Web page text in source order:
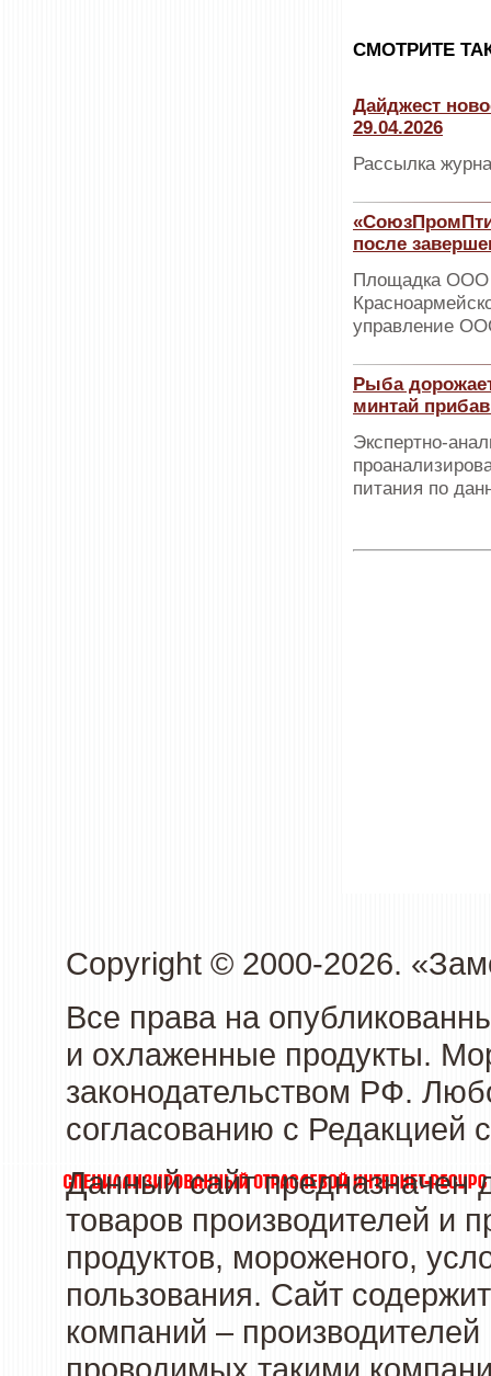
CМОТРИТЕ
Дайджест
29.04.2026
Рассылка
после
Площадка ООО
управление
Рыба
минтай
Экспертно-
питания по
Copyright © 2000-2026.
Все права на
и охлаженные продукты.
законодательством РФ.
согласованию с Редакцией
Данный сайт предназначен
товаров производителей и
продуктов, мороженого,
пользования. Сайт
компаний –